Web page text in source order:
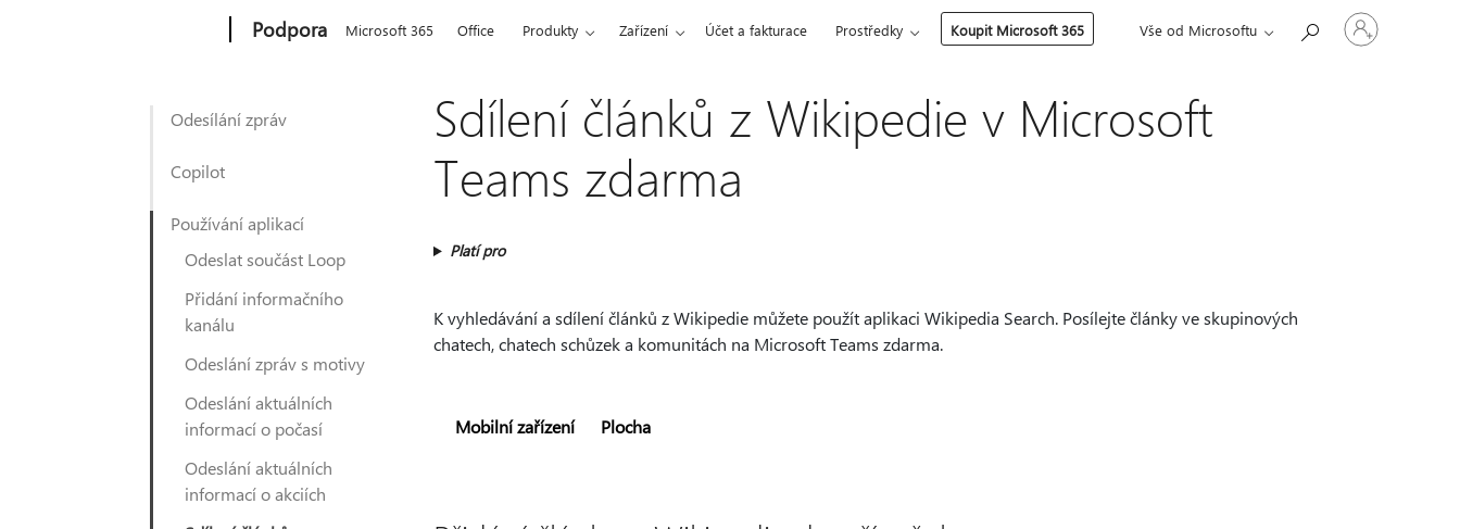
Podpora Microsoft 365 Office Produkty Zařízení Účet a fakturace Prostředky Koupit Microsoft 365 Vše od Microsoftu
Přihlaste
se
Odesílání zpráv
Copilot
Používání aplikací
Odeslat součást Loop
Přidání informačního
kanálu
Odeslání zpráv s motivy
Odeslání aktuálních
informací o počasí
Odeslání aktuálních
informací o akciích
Sdílení článků z Wikipedie v Microsoft
Teams zdarma
Platí pro
K vyhledávání a sdílení článků z Wikipedie můžete použít aplikaci Wikipedia Search. Posílejte články ve skupinových
chatech, chatech schůzek a komunitách na Microsoft Teams zdarma.
Mobilní zařízení Plocha